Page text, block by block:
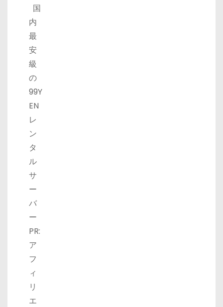
国
内
最
安
級
の
99Y
EN
レ
ン
タ
ル
サ
ー
バ
ー
PR:
ア
フ
ィ
リ
エ